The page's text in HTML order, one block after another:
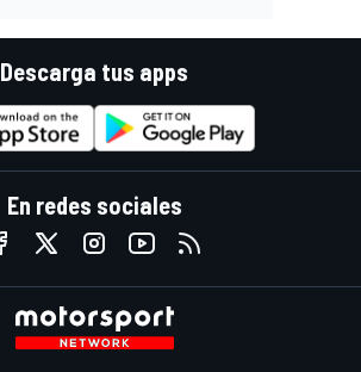
Descarga tus apps
En redes sociales